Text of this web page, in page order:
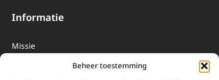
Beheer toestemming
Informatie
Missie